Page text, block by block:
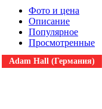
Фото и цена
Описание
Популярное
Просмотренные
Adam Hall (Германия)